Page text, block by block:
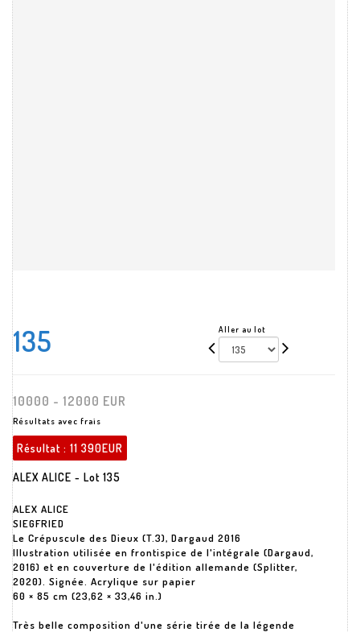
135 Aller au lot
10000 - 12000 EUR
Résultats avec frais
Résultat : 11 390EUR
ALEX ALICE - Lot 135
ALEX ALICE
SIEGFRIED
Le Crépuscule des Dieux (T.3), Dargaud 2016
Illustration utilisée en frontispice de l'intégrale (Dargaud,
2016) et en couverture de l'édition allemande (Splitter,
2020). Signée. Acrylique sur papier
60 × 85 cm (23,62 × 33,46 in.)
Très belle composition d'une série tirée de la légende